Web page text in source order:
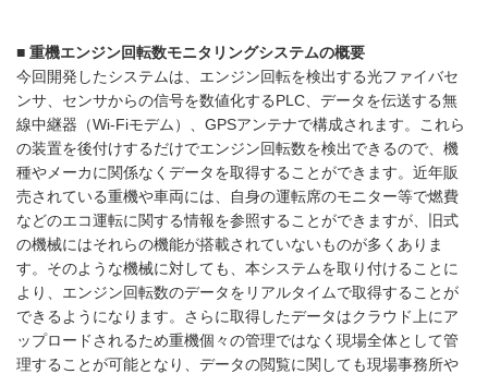
■ 重機エンジン回転数モニタリングシステムの概要
今回開発したシステムは、エンジン回転を検出する光ファイバセ
ンサ、センサからの信号を数値化するPLC、データを伝送する無
線中継器（Wi-Fiモデム）、GPSアンテナで構成されます。これら
の装置を後付けするだけでエンジン回転数を検出できるので、機
種やメーカに関係なくデータを取得することができます。近年販
売されている重機や車両には、自身の運転席のモニター等で燃費
などのエコ運転に関する情報を参照することができますが、旧式
の機械にはそれらの機能が搭載されていないものが多くありま
す。そのような機械に対しても、本システムを取り付けることに
より、エンジン回転数のデータをリアルタイムで取得することが
できるようになります。さらに取得したデータはクラウド上にア
ップロードされるため重機個々の管理ではなく現場全体として管
理することが可能となり、データの閲覧に関しても現場事務所や